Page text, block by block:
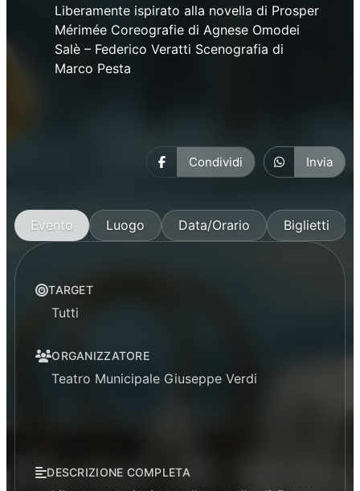
Liberamente ispirato alla novella di Prosper
Mérimée Coreografie di Agnese Omodei
Salè – Federico Veratti Scenografia di
Marco Pesta
Condividi Invia
Evento Luogo Data/Orario Biglietti
TARGET
Tutti
ORGANIZZATORE
Teatro Municipale Giuseppe Verdi
DESCRIZIONE COMPLETA